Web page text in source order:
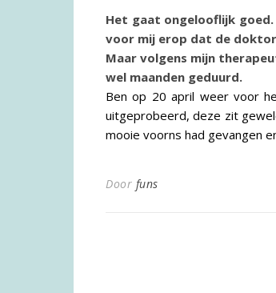
Het gaat ongelooflijk
voor mij erop dat de
Maar volgens mijn
wel maanden geduurd.
Ben op 20 april weer voor
uitgeprobeerd, deze zit
mooie voorns had gevangen
Door funs